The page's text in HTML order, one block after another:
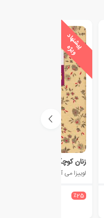
پ
ی
ش
ن
ه
ا
د
و
ی
ژ
ه
زنان کوچک
لوییزا می آلکوت
٪25